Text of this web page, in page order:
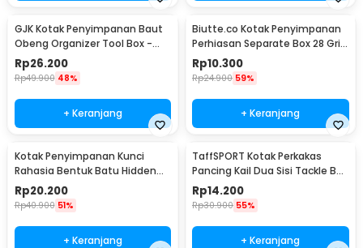
GJK Kotak Penyimpanan Baut
Obeng Organizer Tool Box -
Z20
Rp26.200
Rp49.900 48%
+ Keranjang
Biutte.co Kotak Penyimpanan
Perhiasan Separate Box 28 Grid
- SN-14
Rp10.300
Rp24.900 59%
+ Keranjang
Kotak Penyimpanan Kunci
Rahasia Bentuk Batu Hidden
Key Box - B0521
Rp20.200
Rp40.900 51%
+ Keranjang
TaffSPORT Kotak Perkakas
Pancing Kail Dua Sisi Tackle Box
14 Grid - LX01
Rp14.200
Rp30.900 55%
+ Keranjang